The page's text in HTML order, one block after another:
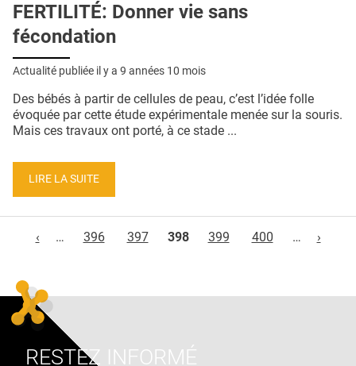
FERTILITÉ: Donner vie sans
fécondation
Actualité publiée il y a 9 années 10 mois
Des bébés à partir de cellules de peau, c’est l’idée folle
évoquée par cette étude expérimentale menée sur la souris.
Mais ces travaux ont porté, à ce stade ...
LIRE LA SUITE
‹
… 396 397 398 399 400 … ›
RESTEZ INFORMÉ